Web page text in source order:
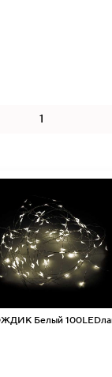
Белый